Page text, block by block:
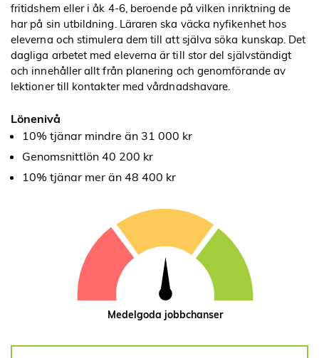
fritidshem eller i åk 4-6, beroende på vilken inriktning de
har på sin utbildning. Läraren ska väcka nyfikenhet hos
eleverna och stimulera dem till att själva söka kunskap. Det
dagliga arbetet med eleverna är till stor del självständigt
och innehåller allt från planering och genomförande av
lektioner till kontakter med vårdnadshavare.
Lönenivå
10% tjänar mindre än 31 000 kr
Genomsnittlön 40 200 kr
10% tjänar mer än 48 400 kr
Medelgoda jobbchanser